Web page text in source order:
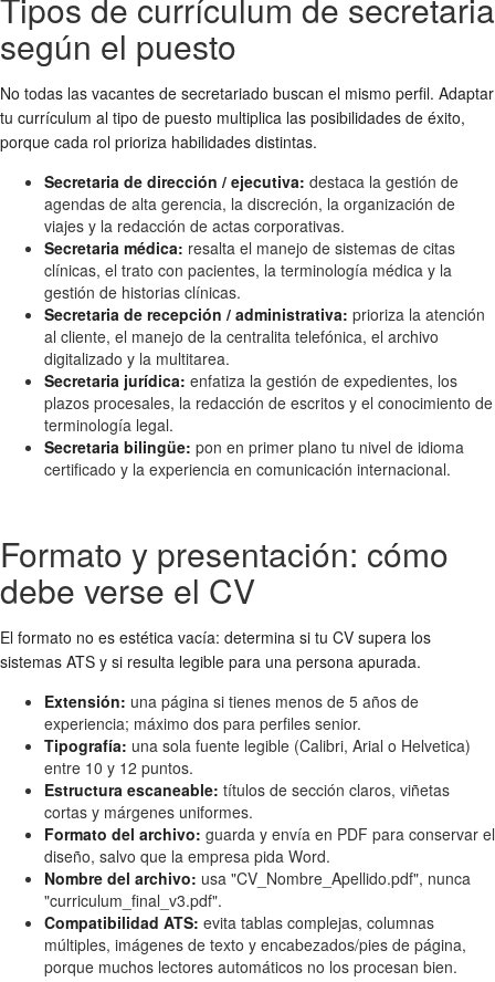
según el puesto
No todas las vacantes de secretariado buscan el mismo perfil. Adaptar
tu currículum al tipo de puesto multiplica las posibilidades de éxito,
porque cada rol prioriza habilidades distintas.
Secretaria de dirección / ejecutiva: destaca la gestión de
agendas de alta gerencia, la discreción, la organización de
viajes y la redacción de actas corporativas.
Secretaria médica: resalta el manejo de sistemas de citas
clínicas, el trato con pacientes, la terminología médica y la
gestión de historias clínicas.
Secretaria de recepción / administrativa: prioriza la atención
al cliente, el manejo de la centralita telefónica, el archivo
digitalizado y la multitarea.
Secretaria jurídica: enfatiza la gestión de expedientes, los
plazos procesales, la redacción de escritos y el conocimiento de
terminología legal.
Secretaria bilingüe: pon en primer plano tu nivel de idioma
certificado y la experiencia en comunicación internacional.
Formato y presentación: cómo
debe verse el CV
El formato no es estética vacía: determina si tu CV supera los
sistemas ATS y si resulta legible para una persona apurada.
Extensión: una página si tienes menos de 5 años de
experiencia; máximo dos para perfiles senior.
Tipografía: una sola fuente legible (Calibri, Arial o Helvetica)
entre 10 y 12 puntos.
Estructura escaneable: títulos de sección claros, viñetas
cortas y márgenes uniformes.
Formato del archivo: guarda y envía en PDF para conservar el
diseño, salvo que la empresa pida Word.
Nombre del archivo: usa "CV_Nombre_Apellido.pdf", nunca
"curriculum_final_v3.pdf".
Compatibilidad ATS: evita tablas complejas, columnas
múltiples, imágenes de texto y encabezados/pies de página,
porque muchos lectores automáticos no los procesan bien.